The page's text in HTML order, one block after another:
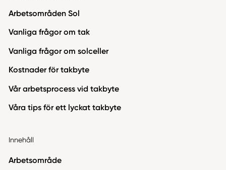
Arbetsområden Sol
Vanliga frågor om tak
Vanliga frågor om solceller
Kostnader för takbyte
Vår arbetsprocess vid takbyte
Våra tips för ett lyckat takbyte
Innehåll
Arbetsområde